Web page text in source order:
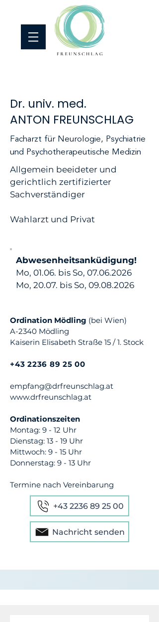
Dr. univ. med.
ANTON FREUNSCHLAG
​Facharzt für Neurologie, Psychiatrie
und Psychotherapeutische Medizin
Allgemein beeideter und
gerichtlich zertifizierter
Sachverständiger
Wahlarzt und Privat
Abwesenheitsanküdigung!
Mo, 01.06. bis So, 07.06.2026
Mo, 20.07. bis So, 09.08.2026
Ordination Mödling (bei Wien)
A-2340 Mödling
Kaiserin Elisabeth Straße 15 / 1. Stock
+43 2236 89 25 00
empfang@drfreunschlag.at
www.drfreunschlag.at
Ordinationszeiten
Montag: 9 - 12 Uhr
Dienstag: 13 - 19 Uhr
Mittwoch: 9 - 15 Uhr
Donnerstag: 9 - 13 Uhr​
Termine nach Vereinbarung
+43 2236 89 25 00
Nachricht senden